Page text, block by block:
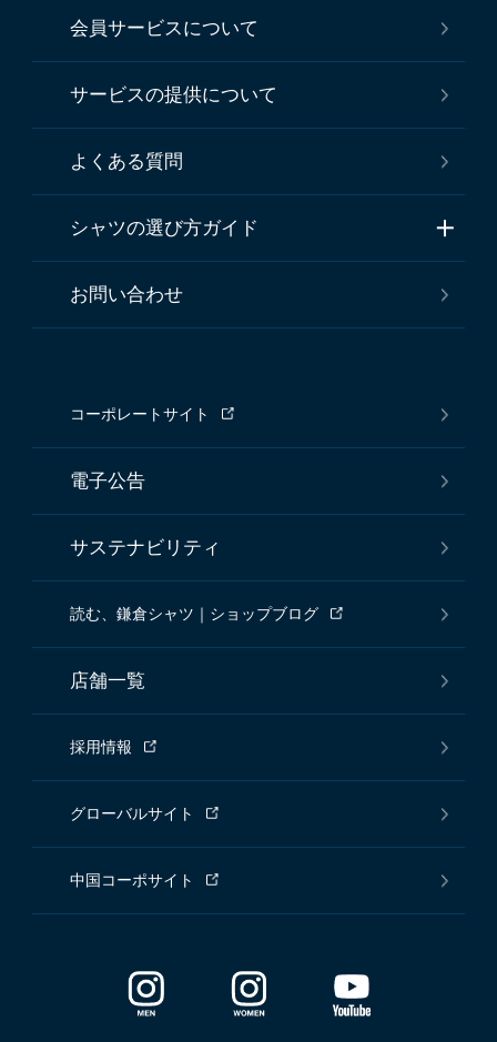
会員サービスについて
サービスの提供について
よくある質問
シャツの選び方ガイド
お問い合わせ
コーポレートサイト
電子公告
サステナビリティ
読む、鎌倉シャツ｜ショップブログ
店舗一覧
採用情報
グローバルサイト
中国コーポサイト